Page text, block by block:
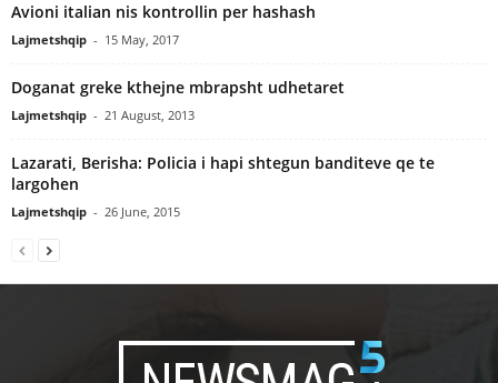
Avioni italian nis kontrollin per hashash
Lajmetshqip - 15 May, 2017
Doganat greke kthejne mbrapsht udhetaret
Lajmetshqip - 21 August, 2013
Lazarati, Berisha: Policia i hapi shtegun banditeve qe te
largohen
Lajmetshqip - 26 June, 2015